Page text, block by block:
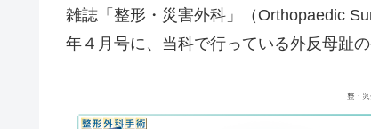
雑誌「整形・災害外科」（Orthopaedic
年４月号に、当科で行っている外反母趾